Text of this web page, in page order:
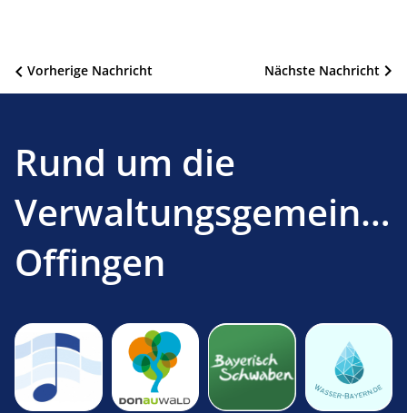
Beitragsnavigation Nächste Nachricht
Vorherige Nachricht
Rund um die
Offingen